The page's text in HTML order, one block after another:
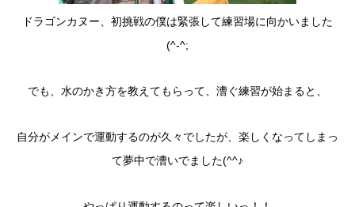
ドラゴンカヌー、初挑戦の僕は緊張して練習場に向かいました
(^-^;
でも、水のかき方を教えてもらって、漕ぐ練習が始まると、
自分がメインで運動するのが久々でしたが、楽しくなってしまっ
て夢中で漕いでました(^^♪